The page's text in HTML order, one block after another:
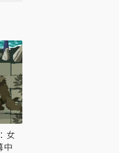
女
中